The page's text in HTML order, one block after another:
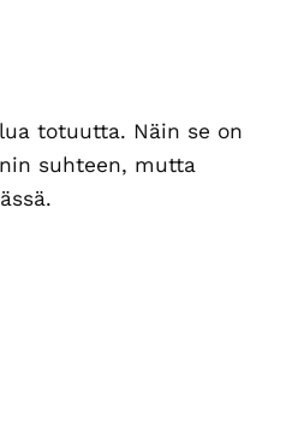
totuutta. Näin se on
suhteen, mutta